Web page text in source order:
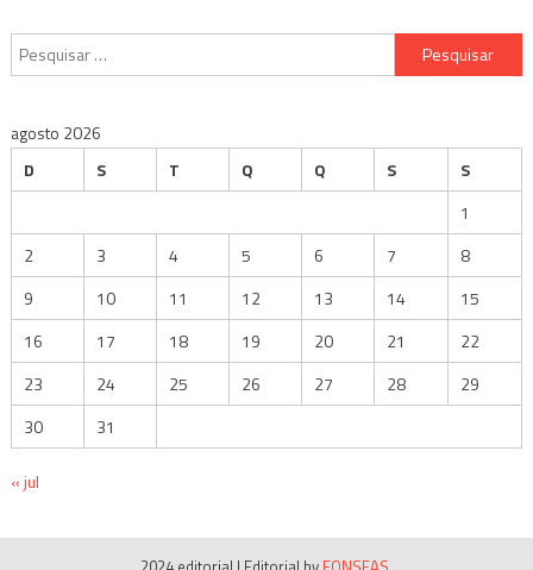
Pesquisar
por:
agosto 2026
D
S T Q Q S
S
1
2
3 4 5 6 7
8
9
10 11 12 13 14
15
16
17 18 19 20 21
22
23
24 25 26 27 28
29
30
31
« jul